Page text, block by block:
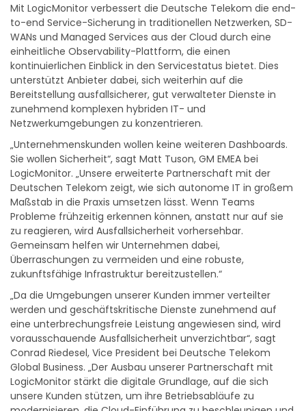
Mit LogicMonitor verbessert die Deutsche Telekom die end-
to-end Service-Sicherung in traditionellen Netzwerken, SD-
WANs und Managed Services aus der Cloud durch eine
einheitliche Observability-Plattform, die einen
kontinuierlichen Einblick in den Servicestatus bietet. Dies
unterstützt Anbieter dabei, sich weiterhin auf die
Bereitstellung ausfallsicherer, gut verwalteter Dienste in
zunehmend komplexen hybriden IT- und
Netzwerkumgebungen zu konzentrieren.
„Unternehmenskunden wollen keine weiteren Dashboards.
Sie wollen Sicherheit“, sagt Matt Tuson, GM EMEA bei
LogicMonitor. „Unsere erweiterte Partnerschaft mit der
Deutschen Telekom zeigt, wie sich autonome IT in großem
Maßstab in die Praxis umsetzen lässt. Wenn Teams
Probleme frühzeitig erkennen können, anstatt nur auf sie
zu reagieren, wird Ausfallsicherheit vorhersehbar.
Gemeinsam helfen wir Unternehmen dabei,
Überraschungen zu vermeiden und eine robuste,
zukunftsfähige Infrastruktur bereitzustellen.“
„Da die Umgebungen unserer Kunden immer verteilter
werden und geschäftskritische Dienste zunehmend auf
eine unterbrechungsfreie Leistung angewiesen sind, wird
vorausschauende Ausfallsicherheit unverzichtbar“, sagt
Conrad Riedesel, Vice President bei Deutsche Telekom
Global Business. „Der Ausbau unserer Partnerschaft mit
LogicMonitor stärkt die digitale Grundlage, auf die sich
unsere Kunden stützen, um ihre Betriebsabläufe zu